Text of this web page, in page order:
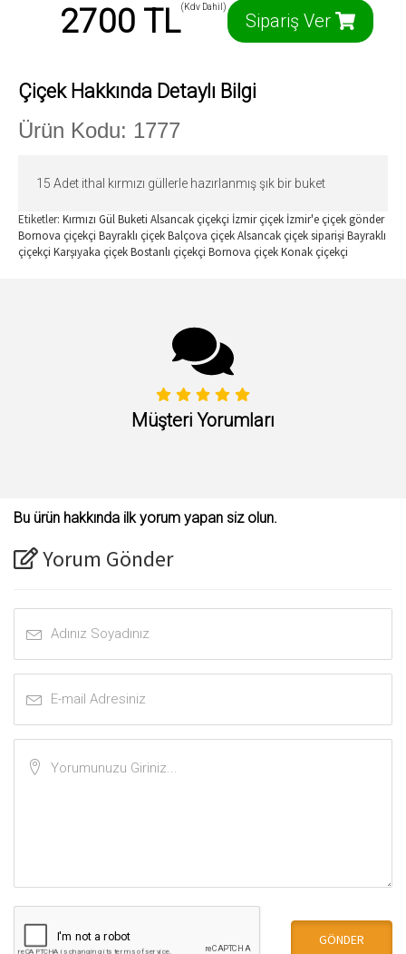
2700 TL(Kdv Dahil)
Sipariş Ver
Çiçek Hakkında Detaylı Bilgi
Ürün Kodu: 1777
15 Adet ithal kırmızı güllerle hazırlanmış şık bir buket
Etiketler: Kırmızı Gül Buketi Alsancak çiçekçi İzmir çiçek İzmir'e çiçek gönder
Bornova çiçekçi Bayraklı çiçekBalçova çiçekAlsancak çiçek siparişi Bayraklı
çiçekçi Karşıyaka çiçekBostanlı çiçekçi Bornova çiçekKonak çiçekçi
Müşteri Yorumları
Bu ürün hakkında ilk yorum yapan siz olun.
Yorum Gönder